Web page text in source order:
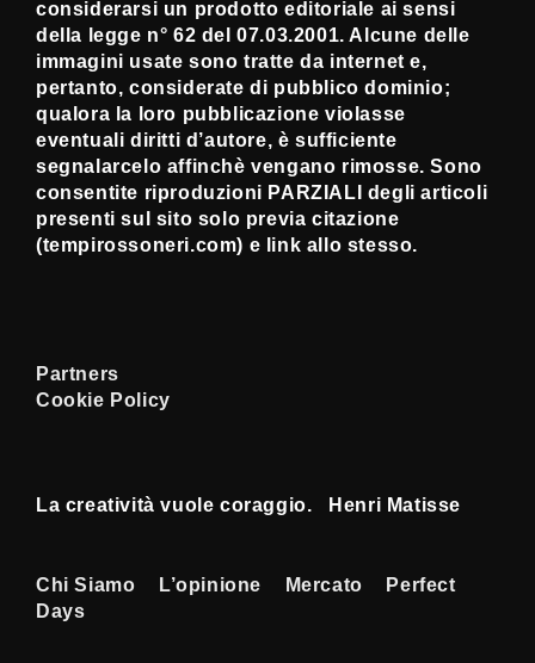
considerarsi un prodotto editoriale ai sensi
della legge n° 62 del 07.03.2001. Alcune delle
immagini usate sono tratte da internet e,
pertanto, considerate di pubblico dominio;
qualora la loro pubblicazione violasse
eventuali diritti d’autore, è sufficiente
segnalarcelo affinchè vengano rimosse. Sono
consentite riproduzioni PARZIALI degli articoli
presenti sul sito solo previa citazione
(tempirossoneri.com) e link allo stesso.
Partners
Cookie Policy
La creatività vuole coraggio. Henri Matisse
Menu
Footer
Chi Siamo L’opinione Mercato
Perfect
Days